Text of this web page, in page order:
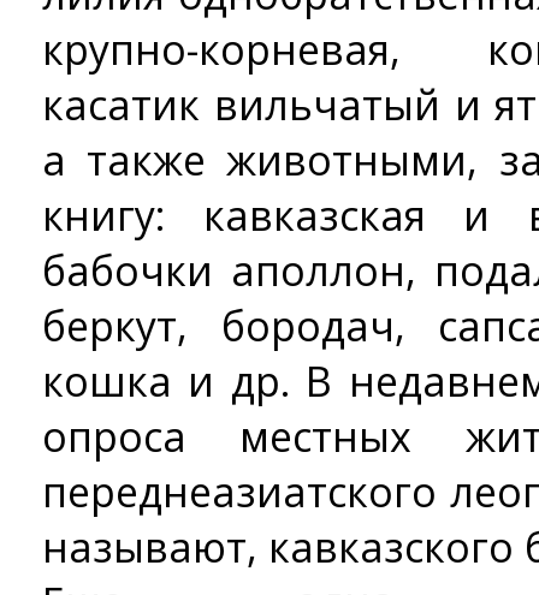
крупно-корневая,
касатик вильчатый и
а также животными,
книгу: кавказская и
бабочки аполлон,
беркут, бородач,
кошка и др. В
опроса местных
переднеазиатского
называют, кавказского